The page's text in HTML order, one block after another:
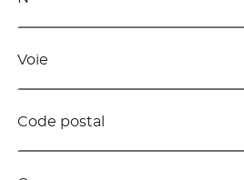
Voie
Code postal